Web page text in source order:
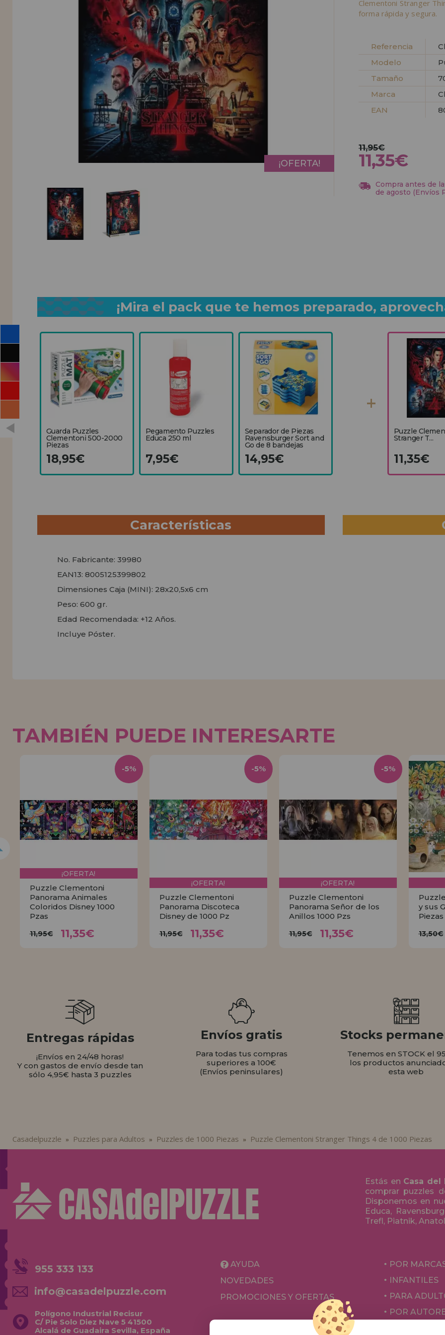
955 333 133
info@casadelpuzzle.com
Clementoni Stranger
forma rápida y segura.
Referencia
Modelo
Tamaño
Marca
EAN
¡OFERTA!
11,95€
11,35€
Compra antes de
de agosto (Envíos
¡Mira el pack que te hemos preparado,
Guarda Puzzles
Clementoni 500-2000
Piezas
18,95€
Pegamento Puzzles
Educa 250 ml
7,95€
Separador de Piezas
Ravensburger Sort and
Go de 8 bandejas
14,95€
Puzzle
Stranger T...
11,35€
Características
No. Fabricante: 39980
EAN13: 8005125399802
Dimensiones Caja (MINI): 28x20,5x6 cm
Peso: 600 gr.
Edad Recomendada: +12 Años.
Incluye Póster.
TAMBIÉN PUEDE INTERESARTE
¡OFERTA!
Puzzle Clementoni
Panorama Animales
Coloridos Disney 1000
Pzas
11,95€ 11,35€
-5%
¡OFERTA!
Puzzle Clementoni
Panorama Discoteca
Disney de 1000 Pz
11,95€ 11,35€
-5%
¡OFERTA!
Puzzle Clementoni
Panorama Señor de los
Anillos 1000 Pzs
11,95€ 11,35€
-5%
y sus
Piezas
13,50€
Entregas rápidas
¡Envíos en 24/48 horas!
Y con gastos de envío desde tan
sólo 4,95€ hasta 3 puzzles
Envíos gratis
Para todas tus compras
superiores a 100€
(Envíos peninsulares)
Stocks
Tenemos en STOCK el
los productos
esta web
Casadelpuzzle » Puzzles para Adultos » Puzzles de 1000 Piezas » Puzzle Clementoni Stranger Things 4 de 1000 Piezas
Estás en Casa del
comprar puzzles
Disponemos en
Educa,
Trefl, Piatnik,
955 333 133
info@casadelpuzzle.com
Polígono Industrial Recisur
C/ Pie Solo Diez Nave 5 41500
Alcalá de Guadaira Sevilla, España
AYUDA
NOVEDADES
PROMOCIONES Y OFERTAS
POR
INFANTILES
PARA
POR